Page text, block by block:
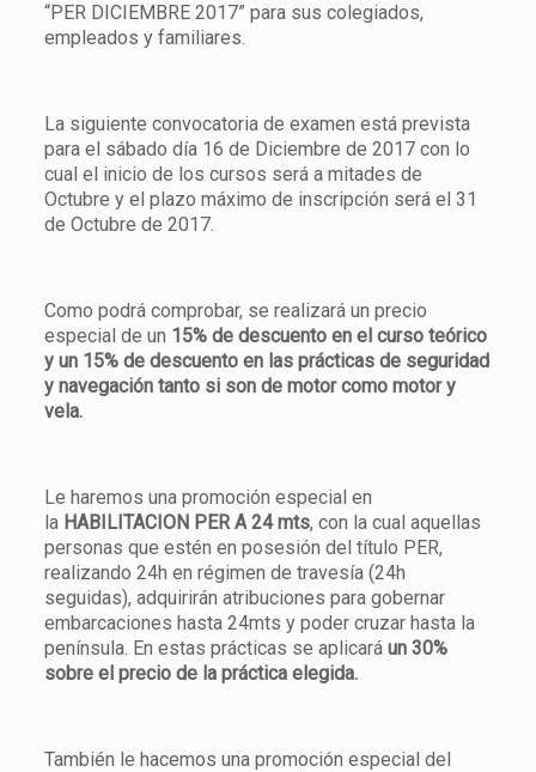
“PER DICIEMBRE 2017” para sus colegiados,
empleados y familiares.
La siguiente convocatoria de examen está prevista
para el sábado día 16 de Diciembre de 2017 con lo
cual el inicio de los cursos será a mitades de
Octubre y el plazo máximo de inscripción será el 31
de Octubre de 2017.
Como podrá comprobar, se realizará un precio
especial de un 15% de descuento en el curso teórico
y un 15% de descuento en las prácticas de seguridad
y navegación tanto si son de motor como motor y
vela.
Le haremos una promoción especial en
la HABILITACION PER A 24 mts, con la cual aquellas
personas que estén en posesión del título PER,
realizando 24h en régimen de travesía (24h
seguidas), adquirirán atribuciones para gobernar
embarcaciones hasta 24mts y poder cruzar hasta la
península. En estas prácticas se aplicará un 30%
sobre el precio de la práctica elegida.
También le hacemos una promoción especial del